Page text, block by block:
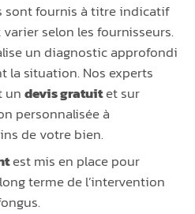
sont fournis à titre indicatif
selon les fournisseurs.
un diagnostic approfondi
la situation. Nos experts
undevis gratuitet sur
personnalisée à
de votre bien.
est mis en place pour
terme de l’intervention